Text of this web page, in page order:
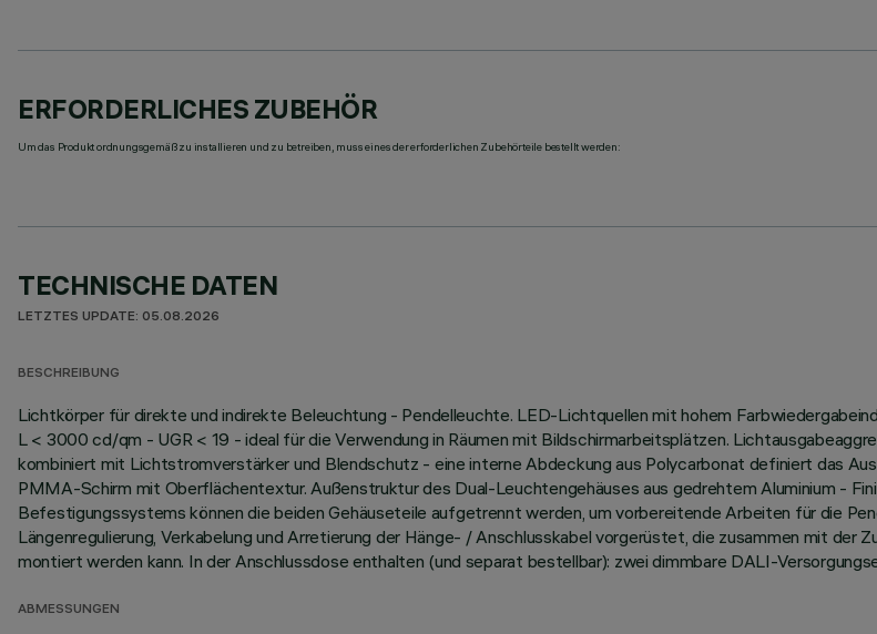
ERFORDERLICHES ZUBEHÖR
Um das Produkt ordnungsgemäß zu installieren und zu betreiben, muss eines der erforderlichen Zubehörteile bestellt werden:
TECHNISCHE DATEN
LETZTES UPDATE: 05.08.2026
BESCHREIBUNG
Lichtkörper für direkte und indirekte Beleuchtung - Pendelleuchte. LED-Lichtquellen mit hohem
L < 3000 cd/qm - UGR < 19 - ideal für die Verwendung in Räumen mit Bildschirmarbeitsplätzen.
kombiniert mit Lichtstromverstärker und Blendschutz - eine interne Abdeckung aus Polycarbonat definiert das
PMMA-Schirm mit Oberflächentextur. Außenstruktur des Dual-Leuchtengehäuses aus gedrehtem Aluminium -
Befestigungssystems können die beiden Gehäuseteile aufgetrennt werden, um vorbereitende Arbeiten für die
Längenregulierung, Verkabelung und Arretierung der Hänge- / Anschlusskabel vorgerüstet, die zusammen mit
montiert werden kann. In der Anschlussdose enthalten (und separat bestellbar): zwei dimmbare DALI-
ABMESSUNGEN